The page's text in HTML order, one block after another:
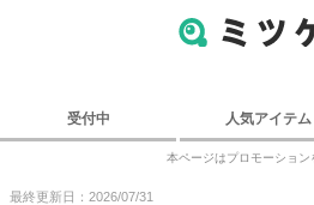
受付中 人気アイテム
本ページはプロモーション
最終更新日：2026/07/31